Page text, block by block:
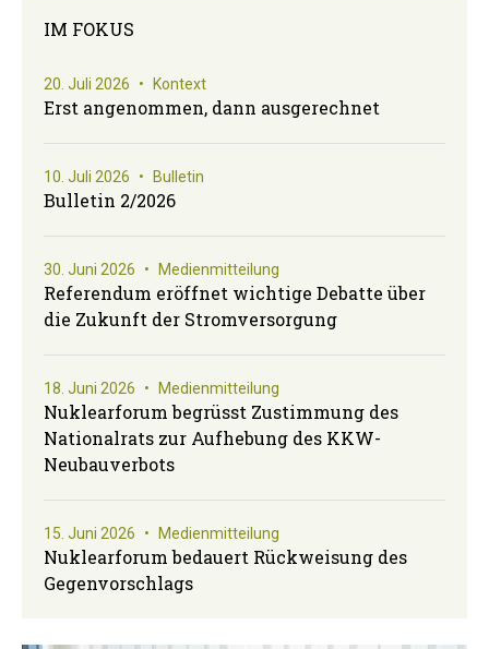
IM FOKUS
20. Juli 2026 • Kontext
Erst angenommen, dann ausgerechnet
10. Juli 2026 • Bulletin
Bulletin 2/2026
30. Juni 2026 • Medienmitteilung
Referendum eröffnet wichtige Debatte über
die Zukunft der Stromversorgung
18. Juni 2026 • Medienmitteilung
Nuklearforum begrüsst Zustimmung des
Nationalrats zur Aufhebung des KKW-
Neubauverbots
15. Juni 2026 • Medienmitteilung
Nuklearforum bedauert Rückweisung des
Gegenvorschlags